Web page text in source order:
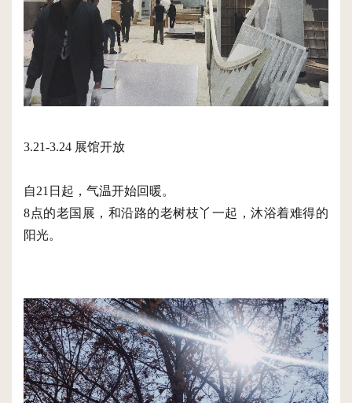
3.21-3.24 展馆开放
自21日起，气温开始回暖。
8点的老国展，和沿路的老树枝丫一起，沐浴着难得的
阳光。